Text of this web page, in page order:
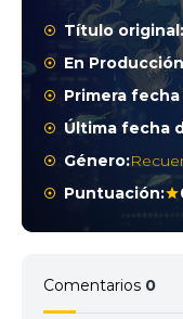
Título
En
Primera
Última fecha
Género:
Puntuación:
Comentarios 0